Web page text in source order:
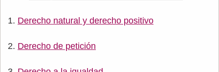
Derecho natural y derecho positivo
Derecho de petición